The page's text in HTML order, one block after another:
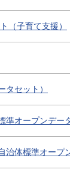
（子育て支援）
タセット）
準オープンデー
治体標準オープ